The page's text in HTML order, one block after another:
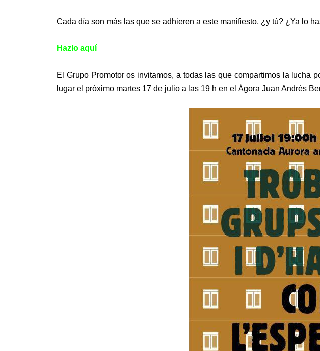
Cada día son más las que se adhieren a este manifiesto, ¿y tú? ¿Ya lo
Hazlo aquí
El Grupo Promotor os invitamos, a todas las que compartimos la lucha
lugar el próximo martes 17 de julio a las 19 h en el Ágora Juan Andrés